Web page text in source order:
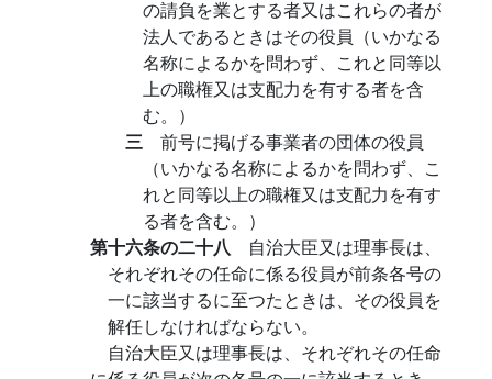
の請負を業とする者又はこれらの者が
法人であるときはその役員（いかなる
名称によるかを問わず、これと同等以
上の職権又は支配力を有する者を含
む。）
三 前号に掲げる事業者の団体の役員
（いかなる名称によるかを問わず、こ
れと同等以上の職権又は支配力を有す
る者を含む。）
第十六条の二十八 自治大臣又は理事長は、
それぞれその任命に係る役員が前条各号の
一に該当するに至つたときは、その役員を
解任しなければならない。
自治大臣又は理事長は、それぞれその任命